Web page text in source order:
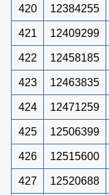
420 12384255
421 12409299
422 12458185
423 12463835
424 12471259
425 12506399
426 12515600
427 12520688